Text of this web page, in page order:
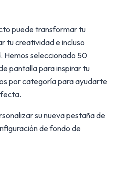
puede transformar tu
tu creatividad e incluso
Hemos seleccionado 50
pantalla para inspirar tu
por categoría para ayudarte
su nueva pestaña de
de fondo de